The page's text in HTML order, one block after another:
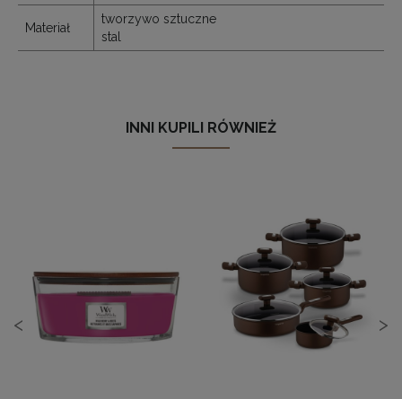
Materiał
tworzywo sztuczne
stal
INNI KUPILI RÓWNIEŻ
< >